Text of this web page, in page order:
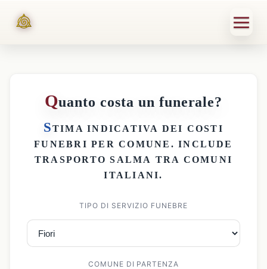
Quanto costa un funerale?
STIMA INDICATIVA DEI COSTI
FUNEBRI PER COMUNE . INCLUDE
TRASPORTO SALMA TRA COMUNI
ITALIANI.
TIPO DI SERVIZIO FUNEBRE
COMUNE DI PARTENZA